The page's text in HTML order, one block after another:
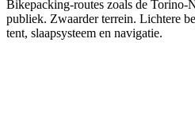
Bikepacking-routes zoals de Torino-
publiek. Zwaarder terrein. Lichtere
tent, slaapsysteem en navigatie.